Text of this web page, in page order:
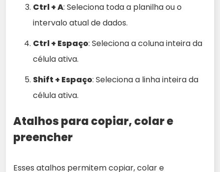
Ctrl + A: Seleciona toda a planilha ou o
intervalo atual de dados.
Ctrl + Espaço: Seleciona a coluna inteira da
célula ativa.
Shift + Espaço: Seleciona a linha inteira da
célula ativa.
Atalhos para copiar, colar e
preencher
Esses atalhos permitem copiar, colar e